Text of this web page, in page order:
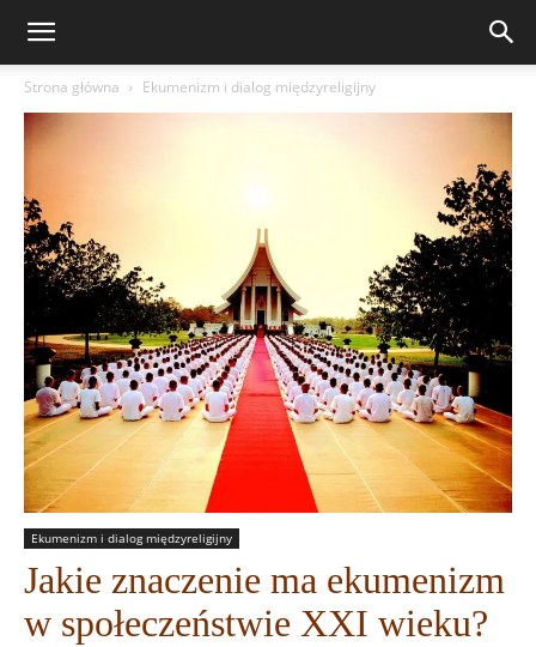
Strona główna Ekumenizm i dialog międzyreligijny
Ekumenizm i dialog międzyreligijny
Jakie znaczenie ma ekumenizm
w społeczeństwie XXI wieku?